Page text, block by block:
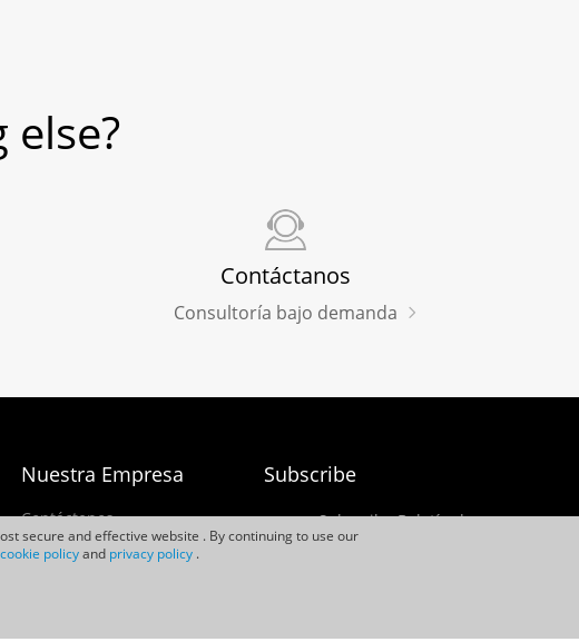
secure and effective website . By continuing to use our
cookie policyand privacy policy.
Contáctanos
Consultoría bajo demanda
Nuestra Empresa
Contáctenos
Carreras
Subscribe
Subscribe Boletín de